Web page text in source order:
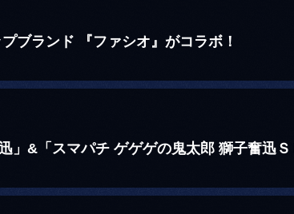
ブランド 『ファシオ』がコラボ！
」&「スマパチ ゲゲゲの鬼太郎 獅子奮迅